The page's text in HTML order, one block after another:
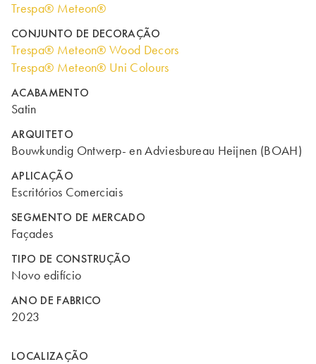
Trespa® Meteon®
CONJUNTO DE DECORAÇÃO
Trespa® Meteon® Wood Decors
Trespa® Meteon® Uni Colours
ACABAMENTO
Satin
ARQUITETO
Bouwkundig Ontwerp- en Adviesbureau Heijnen (BOAH)
APLICAÇÃO
Escritórios Comerciais
SEGMENTO DE MERCADO
Façades
TIPO DE CONSTRUÇÃO
Novo edifício
ANO DE FABRICO
2023
LOCALIZAÇÃO